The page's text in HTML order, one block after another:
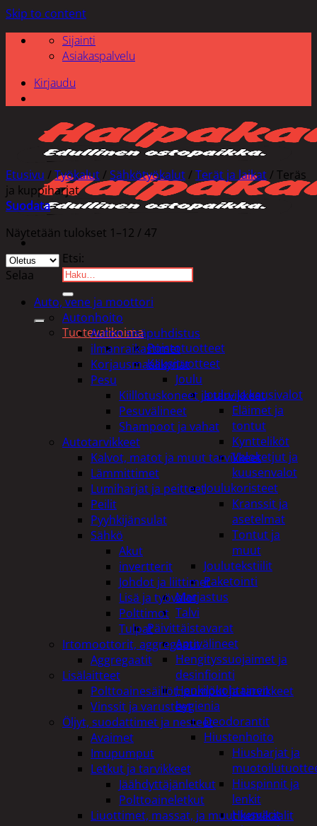
Skip to content
Sijainti
Asiakaspalvelu
Kirjaudu
Etsi:
Tuotevalikoima
Poistotuotteet
Kausituotteet
Joulu
Joulu- ja kausivalot
Eläimet ja
tontut
Kyntteliköt
Valoketjut ja
kuusenvalot
Joulukoristeet
Kranssit ja
asetelmat
Tontut ja
muut
Joulutekstiilit
Paketointi
Marjastus
Talvi
Päivittäistavarat
Apuvälineet
Hengityssuojaimet ja
desinfiointi
Henkilökohtainen
hygienia
Deodorantit
Hiustenhoito
Hiusharjat ja
Hiuspinnit ja
lenkit
Hiusvärit
Etusivu / Työkalut / Sähkötyökalut / Terät ja laikat / Teräs
ja kuppiharjat
Suodata
Näytetään tulokset 1–12 / 47
Selaa
Auto, vene ja moottori
Autonhoito
Auton sisäpuhdistus
ilmanraikastimet
Korjausmaalikynät
Pesu
Kiillotuskoneet ja tarvikkeet
Pesuvälineet
Shampoot ja vahat
Autotarvikkeet
Kalvot, matot ja muut tarvikkeet
Lämmittimet
Lumiharjat ja peitteet
Peilit
Pyyhkijänsulat
Sähkö
Akut
invertterit
Johdot ja liittimet
Lisä ja työvalot
Polttimot
Tulpat
Irtomoottorit, aggregaatit
Aggregaatit
Lisälaitteet
Polttoainesäiliöt, pumput ja tarvikkeet
Vinssit ja varusteet
Öljyt, suodattimet ja nesteet
Avaimet
Imupumput
Letkut ja tarvikkeet
Jäähdyttäjänletkut
Polttoaineletkut
Liuottimet, massat, ja muut kemikaalit